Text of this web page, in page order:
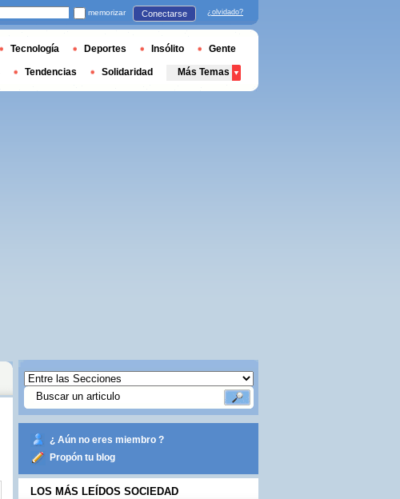
¿ Aún no eres miembro ?
Propón tu blog
LOS MÁS LEÍDOS SOCIEDAD
memorizar Conectarse ¿olvidado?
Tecnología Deportes Insólito Gente
Tendencias Solidaridad Más Temas